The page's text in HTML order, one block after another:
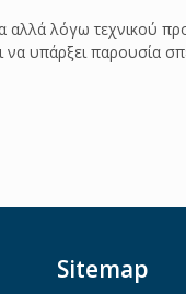
αλλά λόγω τεχνικού
να υπάρξει παρουσία
Sitemap